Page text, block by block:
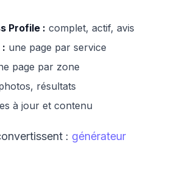
Profile : complet, actif, avis
une page par service
page par zone
résultats
à jour et contenu
: générateur